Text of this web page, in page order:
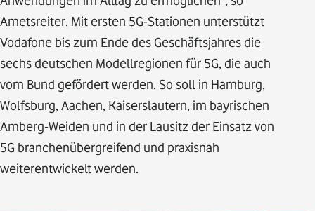
Ametsreiter. Mit ersten 5G-Stationen unterstützt
Vodafone bis zum Ende des Geschäftsjahres die
sechs deutschen Modellregionen für 5G, die auch
vom Bund gefördert werden. So soll in Hamburg,
Wolfsburg, Aachen, Kaiserslautern, im bayrischen
Amberg-Weiden und in der Lausitz der Einsatz von
5G branchenübergreifend und praxisnah
weiterentwi­ckelt werden.